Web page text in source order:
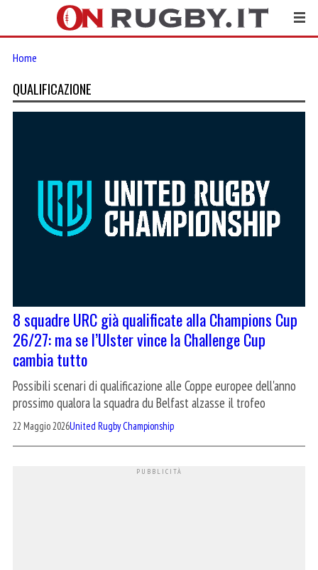
Home
QUALIFICAZIONE
8 squadre URC già qualificate alla Champions Cup
26/27: ma se l’Ulster vince la Challenge Cup
cambia tutto
Possibili scenari di qualificazione alle Coppe europee dell'anno
prossimo qualora la squadra du Belfast alzasse il trofeo
22 Maggio 2026United Rugby Championship